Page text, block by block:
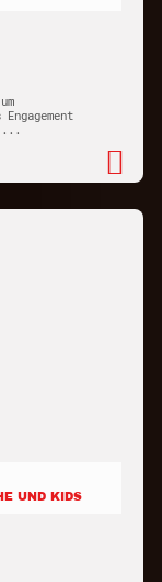
...
UND KIDS